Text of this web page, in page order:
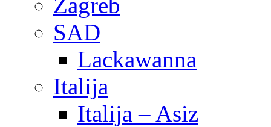
SAD
Lackawanna
Italija
Italija – Asiz